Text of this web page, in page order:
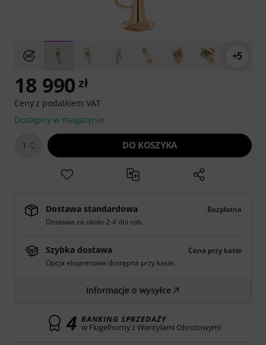
+5
18 990 zł
Ceny z podatkiem VAT
Dostępny w magazynie
1 DO KOSZYKA
Dostawa standardowa
Bezpłatna
Dostawa za około 2-4 dni rob.
Szybka dostawa
Cena przy kasie
Opcja ekspresowa dostępna przy kasie.
Informacje o wysyłce
4 RANKING SPRZEDAŻY
w Flugelhorny z Wentylami Obrotowymi